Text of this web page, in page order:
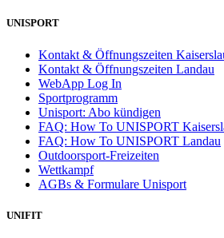
UNISPORT
Kontakt & Öffnungszeiten
Kontakt & Öffnungszeiten Landau
WebApp Log In
Sportprogramm
Unisport: Abo kündigen
FAQ: How To UNISPORT
FAQ: How To UNISPORT Landau
Outdoorsport-Freizeiten
Wettkampf
AGBs & Formulare Unisport
UNIFIT